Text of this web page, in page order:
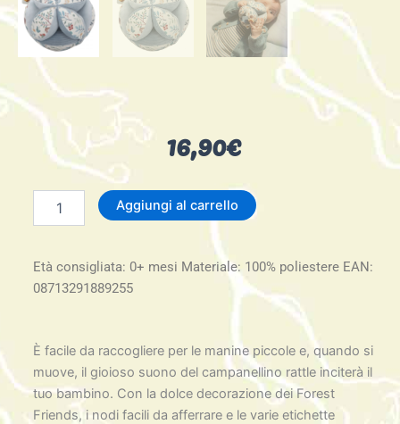
16,90€
Aggiungi al carrello
Età consigliata: 0+ mesi Materiale: 100% poliestere EAN:
08713291889255
È facile da raccogliere per le manine piccole e, quando si
muove, il gioioso suono del campanellino rattle inciterà il
tuo bambino. Con la dolce decorazione dei Forest
Friends, i nodi facili da afferrare e le varie etichette